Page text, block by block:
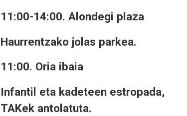
11:00-14:00. Alondegi plaza
Haurrentzako jolas parkea.
11:00. Oria ibaia
Infantil eta kadeteen estropada,
TAKek antolatuta.